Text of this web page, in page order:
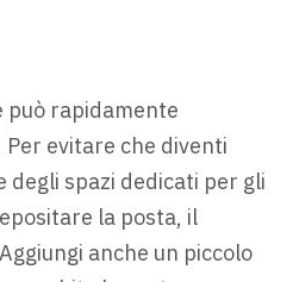
può rapidamente
evitare che diventi
degli spazi dedicati per gli
la posta, il
anche un piccolo